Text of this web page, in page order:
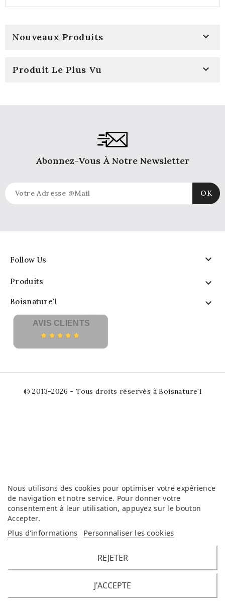
Pour Véranda Et Terrasse
price
price
Nouveaux Produits 
Produit Le Plus Vu 
Abonnez-Vous À Notre Newsletter
Follow Us 
Produits 
Boisnature'l 
Nous utilisons des cookies pour optimiser votre expérience
de navigation et notre service. Pour donner votre
consentement à leur utilisation, appuyez sur le bouton
Accepter.
Plus d'informations Personnaliser les cookies
REJETER
J'ACCEPTE
AVIS CLIENTS
© 2013-2026 - Tous droits réservés à Boisnature'l